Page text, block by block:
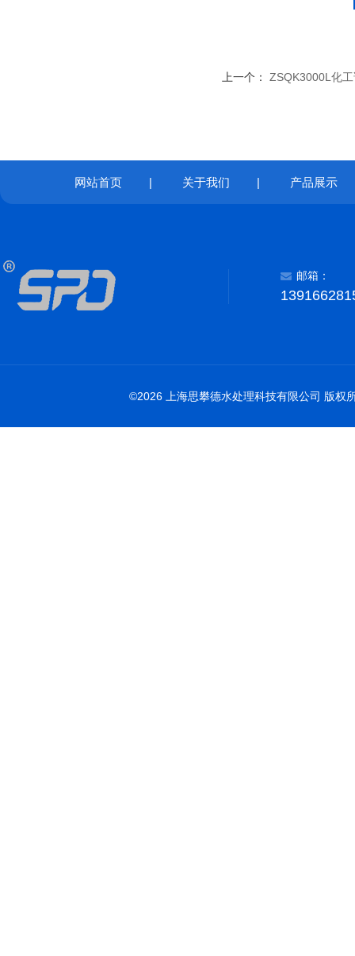
上一个： ZSQK3000L化
网站首页 | 关于我们 | 产品展示
邮箱：
©2026 上海思攀德水处理科技有限公司 版权